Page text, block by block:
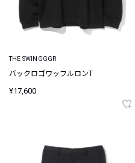
THE SWINGGGR
バックロゴワッフルロンT
¥17,600